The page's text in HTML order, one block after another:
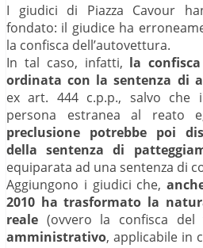
I giudici di Piazza Cavour
fondato: il giudice ha
la confisca dell’autovettura.
In tal caso, infatti, la
ordinata con la sentenza di
ex art. 444 c.p.p., salvo che
persona estranea al reato
preclusione potrebbe poi
della sentenza di
equiparata ad una sentenza di
Aggiungono i giudici che,
2010 ha trasformato la
reale (ovvero la confisca del
amministrativo, applicabile in